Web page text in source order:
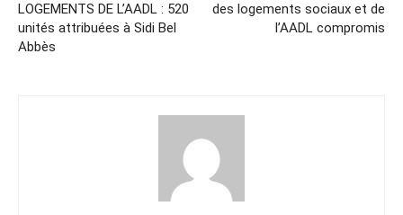
LOGEMENTS DE L’AADL : 520
unités attribuées à Sidi Bel
Abbès
des logements sociaux et de
l’AADL compromis